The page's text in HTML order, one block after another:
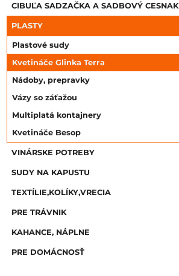
CIBUĽA SADZAČKA A SADBOVÝ CESNAK
PLASTY
Plastové sudy
Kvetináče Glinka Terra
Nádoby, prepravky
Vázy so záťažou
Multiplatá kontajnery
Kvetináče Besop
VINÁRSKE POTREBY
SUDY NA KAPUSTU
TEXTÍLIE,KOLÍKY,VRECIA
PRE TRÁVNIK
KAHANCE, NÁPLNE
PRE DOMÁCNOSŤ